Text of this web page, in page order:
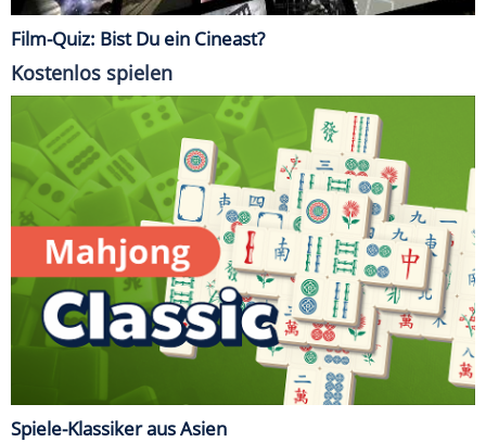
Film-Quiz: Bist Du ein Cineast?
Kostenlos spielen
Spiele-Klassiker aus Asien